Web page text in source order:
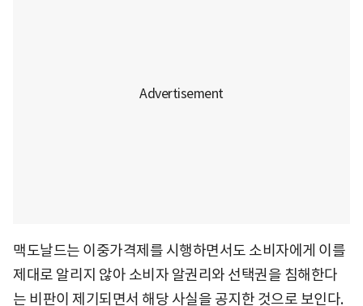
맥도날드는 이중가격제를 시행하면서도 소비자에게 이를
제대로 알리지 않아 소비자 알권리와 선택권을 침해한다
는 비판이 제기되면서 해당 사실을 공지한 것으로 보인다.